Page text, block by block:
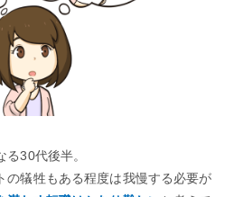
30代後半。
の犠牲もある程度は我慢する必要が